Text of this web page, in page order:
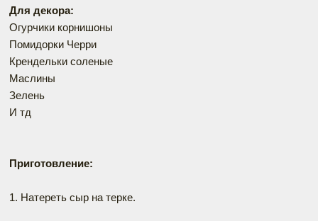
Для декора:
Огурчики корнишоны
Помидорки Черри
Крендельки соленые
Маслины
Зелень
И тд
Приготовление:
1. Натереть сыр на терке.